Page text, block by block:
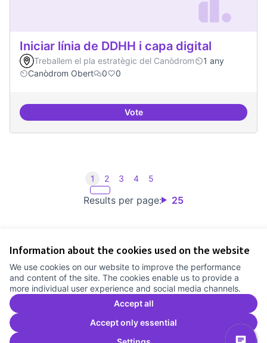
Information about the cookies used on the website
We use cookies on our website to improve the performance
and content of the site. The cookies enable us to provide a
more individual user experience and social media channels.
Accept all
Accept only essential
Iniciar línia de DDHH i capa digital
Treballem el pla estratègic del Canòdrom
1 any
Canòdrom Obert
0 0
VoteIniciar línia de DDHH i capa
Results per page: 25
1 2 3 4 5
Cookie settings
Comunitat Canòdrom at Facebook
(External link)
Comunitat Canòdrom at Instagram
(External link)
Comunitat Canòdrom at YouTube
(External link)
English
Triar la llenguaElegir el idiomaChoose language